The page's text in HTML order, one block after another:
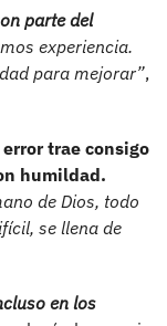
parte del
experiencia.
para mejorar”,
trae consigo
humildad.
de Dios, todo
se llena de
en los